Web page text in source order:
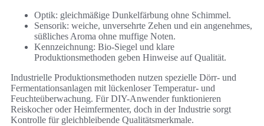
Optik: gleichmäßige Dunkelfärbung ohne Schimmel.
Sensorik: weiche, unversehrte Zehen und ein angenehmes,
süßliches Aroma ohne muffige Noten.
Kennzeichnung: Bio-Siegel und klare
Produktionsmethoden geben Hinweise auf Qualität.
Industrielle Produktionsmethoden nutzen spezielle Dörr- und
Fermentationsanlagen mit lückenloser Temperatur- und
Feuchteüberwachung. Für DIY-Anwender funktionieren
Reiskocher oder Heimfermenter, doch in der Industrie sorgt
Kontrolle für gleichbleibende Qualitätsmerkmale.